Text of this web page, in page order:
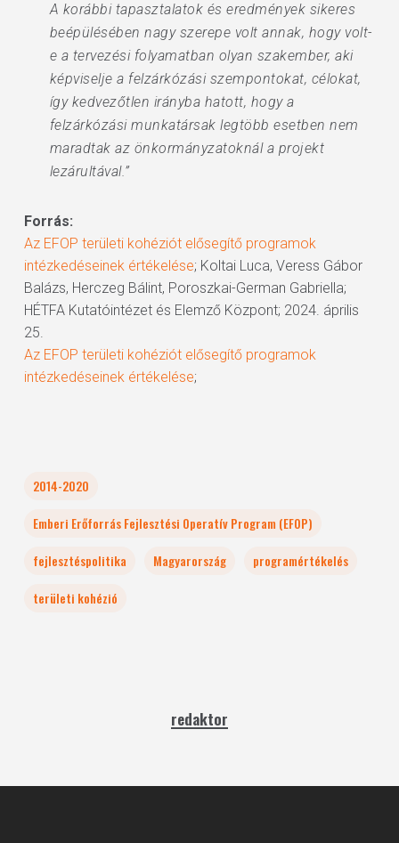
A korábbi tapasztalatok és eredmények sikeres
beépülésében nagy szerepe volt annak, hogy volt-
e a tervezési folyamatban olyan szakember, aki
képviselje a felzárkózási szempontokat, célokat,
így kedvezőtlen irányba hatott, hogy a
felzárkózási munkatársak legtöbb esetben nem
maradtak az önkormányzatoknál a projekt
lezárultával.”
Forrás:
Az EFOP területi kohéziót elősegítő programok
intézkedéseinek értékelése; Koltai Luca, Veress Gábor
Balázs, Herczeg Bálint, Poroszkai-German Gabriella;
HÉTFA Kutatóintézet és Elemző Központ; 2024. április
25.
Az EFOP területi kohéziót elősegítő programok
intézkedéseinek értékelése;
2014-2020
Emberi Erőforrás Fejlesztési Operatív Program (EFOP)
fejlesztéspolitika
Magyarország
programértékelés
területi kohézió
redaktor